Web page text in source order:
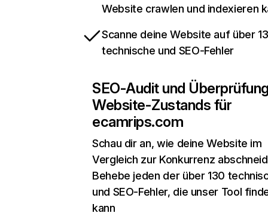
Website crawlen und indexieren
Scanne deine Website auf über
technische und SEO-Fehler
SEO-Audit und
Website-Zustands für
ecamrips.com
Schau dir an, wie deine Website im
Vergleich zur Konkurrenz
Behebe jeden der über 130
und SEO-Fehler, die unser Tool
kann